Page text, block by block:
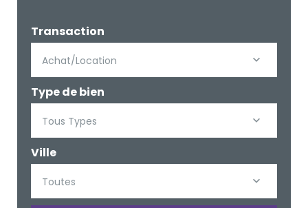
Transaction
Achat/Location
Type de bien
Tous Types
Ville
Toutes